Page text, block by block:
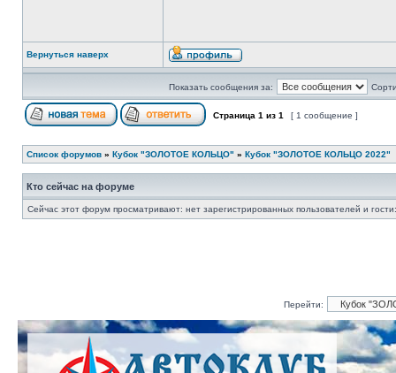
Вернуться наверх
Показать сообщения за:
Страница 1 из 1 [ 1 сообщение ]
Список форумов » Кубок "ЗОЛОТОЕ КОЛЬЦО" » Кубок "ЗОЛОТОЕ КОЛЬЦО 2022"
Кто сейчас на форуме
Сейчас этот форум просматривают: нет зарегистрированных пользователей и
Перейти: